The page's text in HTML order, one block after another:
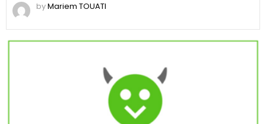
byMariem TOUATI